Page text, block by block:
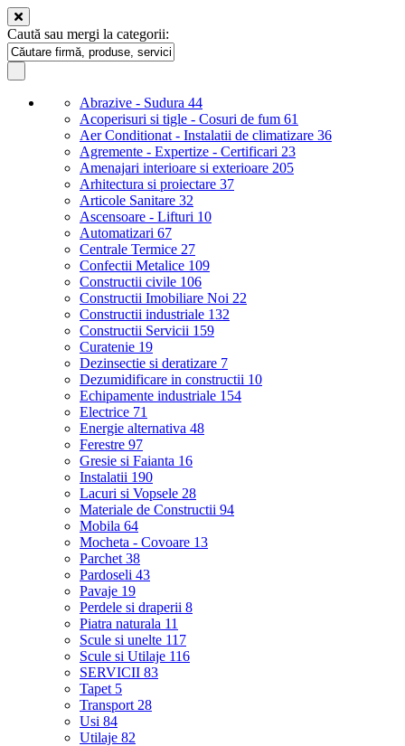
Caută sau mergi la categorii:
Abrazive - Sudura 44
Acoperisuri si tigle - Cosuri de fum 61
Aer Conditionat - Instalatii de climatizare 36
Agremente - Expertize - Certificari 23
Amenajari interioare si exterioare 205
Arhitectura si proiectare 37
Articole Sanitare 32
Ascensoare - Lifturi 10
Automatizari 67
Centrale Termice 27
Confectii Metalice 109
Constructii civile 106
Constructii Imobiliare Noi 22
Constructii industriale 132
Constructii Servicii 159
Curatenie 19
Dezinsectie si deratizare 7
Dezumidificare in constructii 10
Echipamente industriale 154
Electrice 71
Energie alternativa 48
Ferestre 97
Gresie si Faianta 16
Instalatii 190
Lacuri si Vopsele 28
Materiale de Constructii 94
Mobila 64
Mocheta - Covoare 13
Parchet 38
Pardoseli 43
Pavaje 19
Perdele si draperii 8
Piatra naturala 11
Scule si unelte 117
Scule si Utilaje 116
SERVICII 83
Tapet 5
Transport 28
Usi 84
Utilaje 82